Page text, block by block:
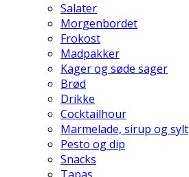
Salater
Morgenbordet
Frokost
Madpakker
Kager og søde sager
Brød
Drikke
Cocktailhour
Marmelade, sirup og sylt
Pesto og dip
Snacks